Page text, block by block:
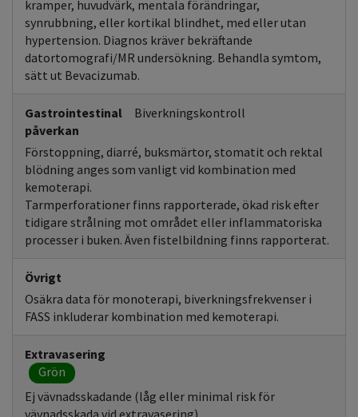
kramper, huvudvärk, mentala förändringar,
synrubbning, eller kortikal blindhet, med eller utan
hypertension. Diagnos kräver bekräftande
datortomografi/MR undersökning. Behandla symtom,
sätt ut Bevacizumab.
Gastrointestinal
påverkan
Biverkningskontroll
Förstoppning, diarré, buksmärtor, stomatit och rektal
blödning anges som vanligt vid kombination med
kemoterapi.
Tarmperforationer finns rapporterade, ökad risk efter
tidigare strålning mot området eller inflammatoriska
processer i buken. Även fistelbildning finns rapporterat.
Övrigt
Osäkra data för monoterapi, biverkningsfrekvenser i
FASS inkluderar kombination med kemoterapi.
Extravasering
Grön
Ej vävnadsskadande (låg eller minimal risk för
vävnadsskada vid extravasering).